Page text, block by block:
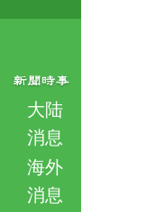
大陆
消息
海外
消息